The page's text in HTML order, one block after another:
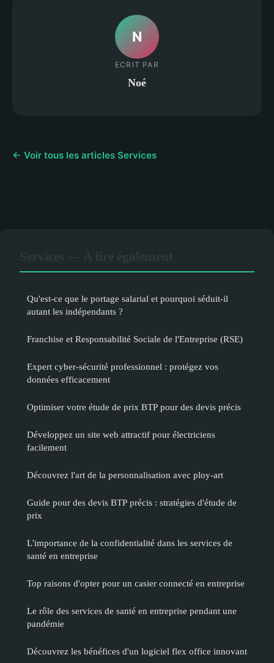
N
ECRIT PAR
Noé
← Voir tous les articles Services
Qu'est-ce que le portage salarial et pourquoi séduit-il
autant les indépendants ?
Franchise et Responsabilité Sociale de l'Entreprise (RSE)
Expert cyber-sécurité professionnel : protégez vos
données efficacement
Optimiser votre étude de prix BTP pour des devis précis
Développez un site web attractif pour électriciens
facilement
Découvrez l'art de la personnalisation avec ploy-art
Guide pour des devis BTP précis : stratégies d'étude de
prix
L'importance de la confidentialité dans les services de
santé en entreprise
Top raisons d'opter pour un casier connecté en entreprise
Le rôle des services de santé en entreprise pendant une
pandémie
Découvrez les bénéfices d'un logiciel flex office innovant